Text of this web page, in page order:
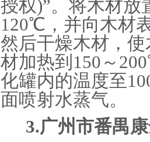
授权)”。将木材放
120℃，并向木材
然后干燥木材，
材加热到150～
化罐内的温度至
面喷射水蒸气。
3.广州市番禺